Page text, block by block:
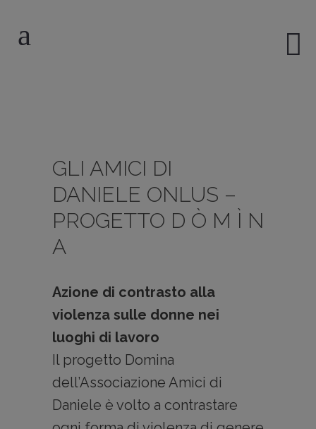
GLI AMICI DI
DANIELE ONLUS –
PROGETTO D Ò M Ì N
A
Azione di contrasto alla
violenza sulle donne nei
luoghi di lavoro
Il progetto Domina
dell’Associazione Amici di
Daniele è volto a contrastare